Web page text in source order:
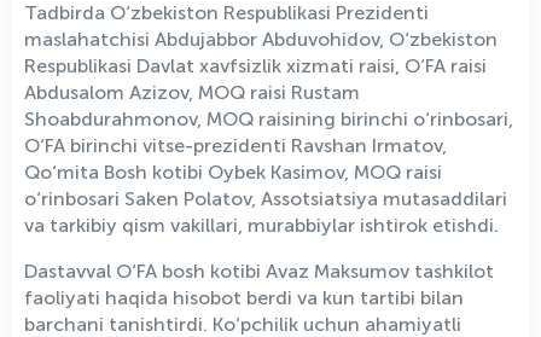
Tadbirda O‘zbekiston Respublikasi Prezidenti
maslahatchisi Abdujabbor Abduvohidov, O‘zbekiston
Respublikasi Davlat xavfsizlik xizmati raisi, O‘FA raisi
Abdusalom Azizov, MOQ raisi Rustam
Shoabdurahmonov, MOQ raisining birinchi o‘rinbosari,
O‘FA birinchi vitse-prezidenti Ravshan Irmatov,
Qo‘mita Bosh kotibi Oybek Kasimov, MOQ raisi
o‘rinbosari Saken Polatov, Assotsiatsiya mutasaddilari
va tarkibiy qism vakillari, murabbiylar ishtirok etishdi.
Dastavval O‘FA bosh kotibi Avaz Maksumov tashkilot
faoliyati haqida hisobot berdi va kun tartibi bilan
barchani tanishtirdi. Ko‘pchilik uchun ahamiyatli